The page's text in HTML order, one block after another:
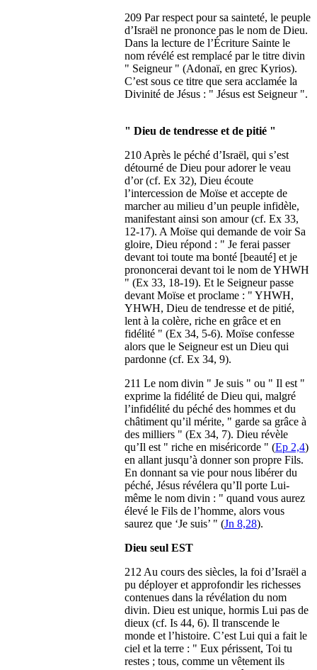
209 Par respect pour sa sainteté, le peuple
d’Israël ne prononce pas le nom de Dieu.
Dans la lecture de l’Écriture Sainte le
nom révélé est remplacé par le titre divin
" Seigneur " (Adonaï, en grec Kyrios).
C’est sous ce titre que sera acclamée la
Divinité de Jésus : " Jésus est Seigneur ".
" Dieu de tendresse et de pitié "
210 Après le péché d’Israël, qui s’est
détourné de Dieu pour adorer le veau
d’or (cf. Ex 32), Dieu écoute
l’intercession de Moïse et accepte de
marcher au milieu d’un peuple infidèle,
manifestant ainsi son amour (cf. Ex 33,
12-17). A Moïse qui demande de voir Sa
gloire, Dieu répond : " Je ferai passer
devant toi toute ma bonté [beauté] et je
prononcerai devant toi le nom de YHWH
" (Ex 33, 18-19). Et le Seigneur passe
devant Moïse et proclame : " YHWH,
YHWH, Dieu de tendresse et de pitié,
lent à la colère, riche en grâce et en
fidélité " (Ex 34, 5-6). Moïse confesse
alors que le Seigneur est un Dieu qui
pardonne (cf. Ex 34, 9).
211 Le nom divin " Je suis " ou " Il est "
exprime la fidélité de Dieu qui, malgré
l’infidélité du péché des hommes et du
châtiment qu’il mérite, " garde sa grâce à
des milliers " (Ex 34, 7). Dieu révèle
qu’Il est " riche en miséricorde " (Ep 2,4)
en allant jusqu’à donner son propre Fils.
En donnant sa vie pour nous libérer du
péché, Jésus révélera qu’Il porte Lui-
même le nom divin : " quand vous aurez
élevé le Fils de l’homme, alors vous
saurez que ‘Je suis’ " (Jn 8,28).
Dieu seul EST
212 Au cours des siècles, la foi d’Israël a
pu déployer et approfondir les richesses
contenues dans la révélation du nom
divin. Dieu est unique, hormis Lui pas de
dieux (cf. Is 44, 6). Il transcende le
monde et l’histoire. C’est Lui qui a fait le
ciel et la terre : " Eux périssent, Toi tu
restes ; tous, comme un vêtement ils